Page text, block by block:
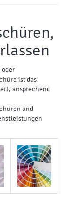
oder
ist das
ansprechend
und